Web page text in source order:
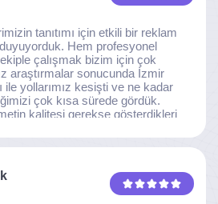
tanıtımı için etkili bir reklam
Hem profesyonel
çalışmak bizim için çok
araştırmalar sonucunda İzmir
ile yollarımız kesişti ve ne kadar
çok kısa sürede gördük.
kalitesi gerekse gösterdikleri
asla taviz vermeyen, her
ederiz.